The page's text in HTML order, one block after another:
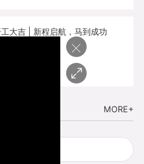
大吉 | 新程启航，马到成功
MORE+
×